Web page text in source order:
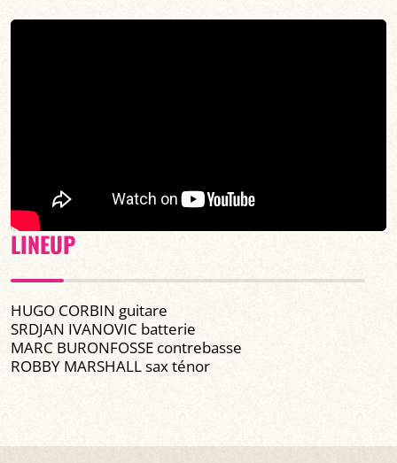
LINEUP
HUGO CORBIN guitare
SRDJAN IVANOVIC batterie
MARC BURONFOSSE contrebasse
ROBBY MARSHALL sax ténor